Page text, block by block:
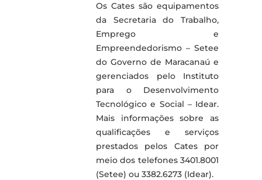
Os Cates são equipamentos
da Secretaria do Trabalho,
Emprego e
Empreendedorismo – Setee
do Governo de Maracanaú e
gerenciados pelo Instituto
para o Desenvolvimento
Tecnológico e Social – Idear.
Mais informações sobre as
qualificações e serviços
prestados pelos Cates por
meio dos telefones 3401.8001
(Setee) ou 3382.6273 (Idear).